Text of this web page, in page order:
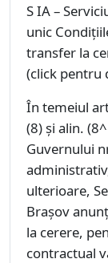
S IA –
unic
transfer la
(click pentru
În temeiul
(8) și alin.
Guvernului
ulterioare,
Braşov
la cerere,
contractual